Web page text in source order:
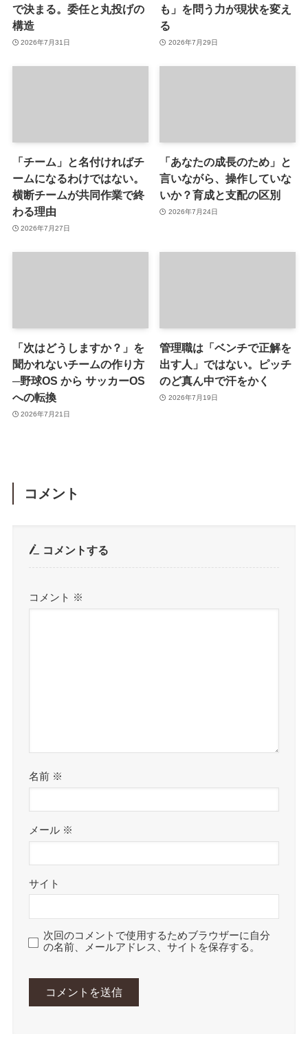
で決まる。委任と丸投げの
構造
2026年7月31日
も」を問う力が現状を変え
る
2026年7月29日
「チーム」と名付ければチ
ームになるわけではない。
横断チームが共同作業で終
わる理由
2026年7月27日
「あなたの成長のため」と
言いながら、操作していな
いか？育成と支配の区別
2026年7月24日
「次はどうしますか？」を
聞かれないチームの作り方
─野球OS から サッカーOS
への転換
2026年7月21日
管理職は「ベンチで正解を
出す人」ではない。ピッチ
のど真ん中で汗をかく
2026年7月19日
コメント
コメントする
コメント ※
名前 ※
メール ※
サイト
次回のコメントで使用するためブラウザーに自分
の名前、メールアドレス、サイトを保存する。